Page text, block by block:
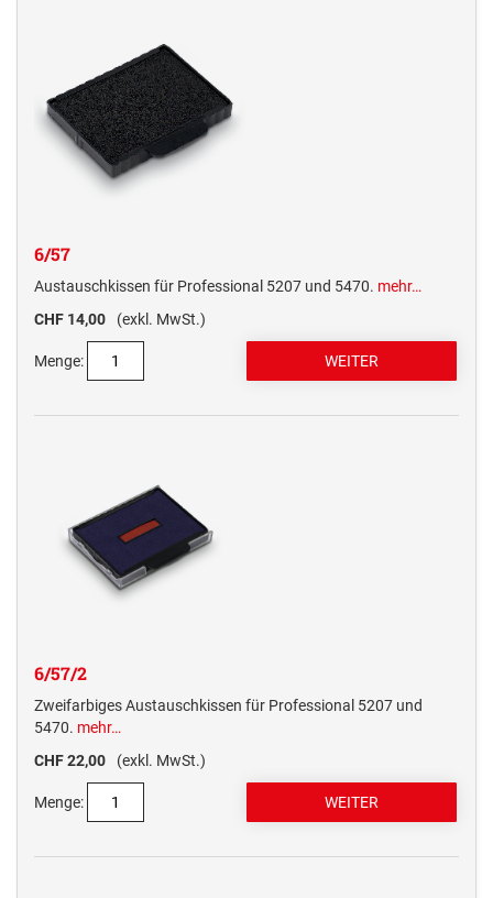
6/57
Austauschkissen für Professional 5207 und 5470. mehr…
CHF 14,00
(exkl. MwSt.)
Menge:
6/57/2
Zweifarbiges Austauschkissen für Professional 5207 und
5470. mehr…
CHF 22,00
(exkl. MwSt.)
Menge: